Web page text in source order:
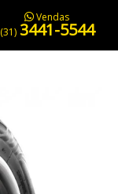
NOSSA LOJA
Vendas
(31) 3441-5544